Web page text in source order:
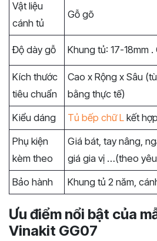
Vật liệu
cánh tủ
Gỗ gõ
Độ dày gỗ Khung tủ: 17-18mm .
Kích thước
tiêu chuẩn
Cao x Rộng x Sâu
bằng thực tế)
Kiểu dáng
Tủ bếp chữ L kết
Phụ kiện
kèm theo
Giá bát, tay nâng,
giá gia vị …(theo
Bảo hành
Khung tủ 2 năm,
Ưu điểm nổi bật của
Vinakit GG07